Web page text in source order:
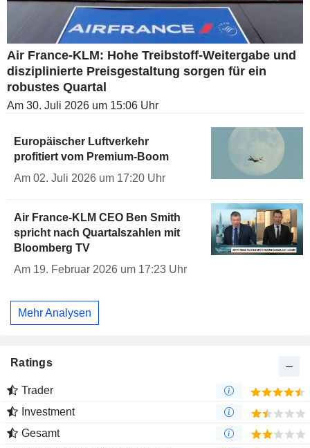
Air France-KLM: Hohe Treibstoff-Weitergabe und
disziplinierte Preisgestaltung sorgen für ein
robustes Quartal
Am 30. Juli 2026 um 15:06 Uhr
Europäischer Luftverkehr
profitiert vom Premium-Boom
Am 02. Juli 2026 um 17:20 Uhr
Air France-KLM CEO Ben Smith
spricht nach Quartalszahlen mit
Bloomberg TV
Am 19. Februar 2026 um 17:23 Uhr
Mehr Analysen
Ratings
Trader
Investment
Gesamt